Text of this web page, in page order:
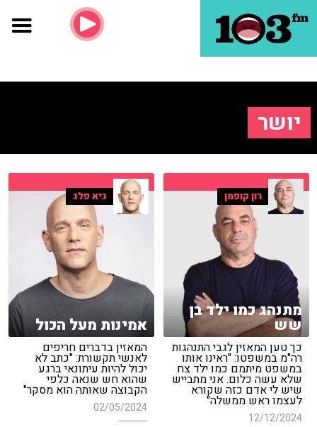
יושר
רון קופמן
מתנהג כמו ילד בן
שש
כך טען המאזין לגבי התנהגות
רה"מ במשפטו: "ראינו אותו
במשפט מיתמם כמו ילד צח
שלא עשה כלום. אני מתבייש
שיש לי אדם כזה שקורא
לעצמו ראש ממשלה"
12/12/2024
גיא פלג
אמינות מעל הכול
המאזין בדברים חריפים
לאנשי תקשורת: "כתב לא
יכול להיות עיתונאי ברגע
שהוא חש שנאה כלפי
הקבוצה שאותה הוא מסקר"
02/05/2024